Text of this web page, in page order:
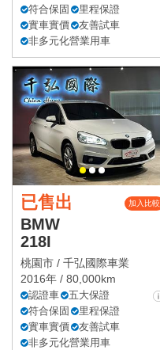
符合保固
里程保證
實車實價
友善試車
非多元化營業用車
已售出 加入比較
BMW
218I
桃園市 / 千弘國際車業
2016年 / 80,000km
認證車
五大保證
符合保固
里程保證
實車實價
友善試車
非多元化營業用車